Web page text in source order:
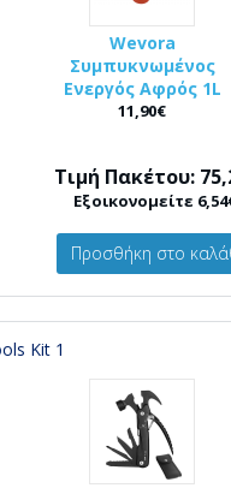
Wevora
Συμπυκνωμένος
Ενεργός Αφρός 1L
11,90€
Τιμή Πακέτου:
Εξοικονομείτε
Προσθήκη στο
Kit 1